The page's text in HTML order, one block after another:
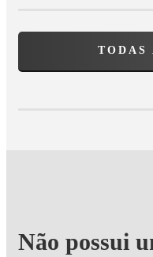
TODAS
Não possui